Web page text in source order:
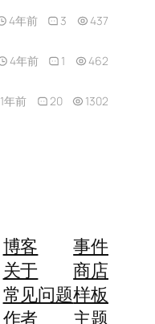
4年前 3 437
4年前 1 462
1年前 20 1302
博客
关于
常见问题
作者
事件
商店
样板
主题